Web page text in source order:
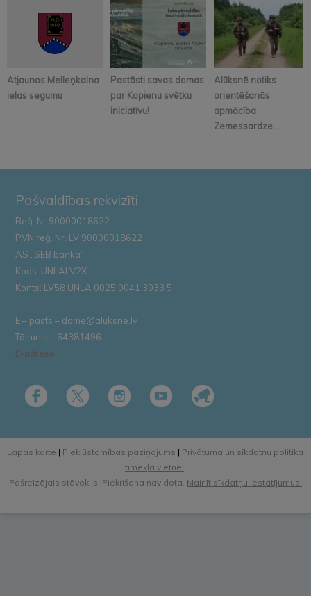
Atjaunos Melleņkalna
ielas segumu
Pastāsti savas domas
par Kopienu svētku
iniciatīvu!
Alūksnē notiks
orientēšanās
apmācība
Zemessardze...
Pašvaldības rekvizīti
Reģ. Nr.90000018622
PVN reģ. Nr. LV 90000018622
AS „SEB banka”
Kods: UNLALV2X
Konts: LV58 UNLA 0025 0041 3033 5
E – pasts – dome@aluksne.lv
Tālrunis – 64381496
E-adrese
Lapas karte | Piekļūstamības paziņojums | Privātuma un sīkdatņu politika
tīmekļa vietnē |
Pašreizējais stāvoklis: Piekrišana nav dota. Mainīt sīkdatņu iestatījumus.